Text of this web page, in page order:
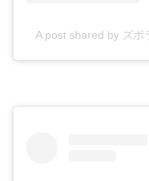
A post shared by ズ